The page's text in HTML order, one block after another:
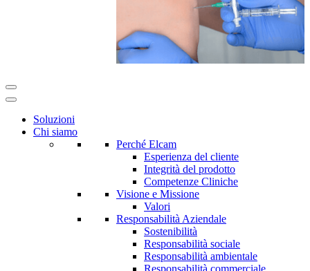
Soluzioni
Chi siamo
Perché Elcam
Esperienza del cliente
Integrità del prodotto
Competenze Cliniche
Visione e Missione
Valori
Responsabilità Aziendale
Sostenibilità
Responsabilità sociale
Responsabilità ambientale